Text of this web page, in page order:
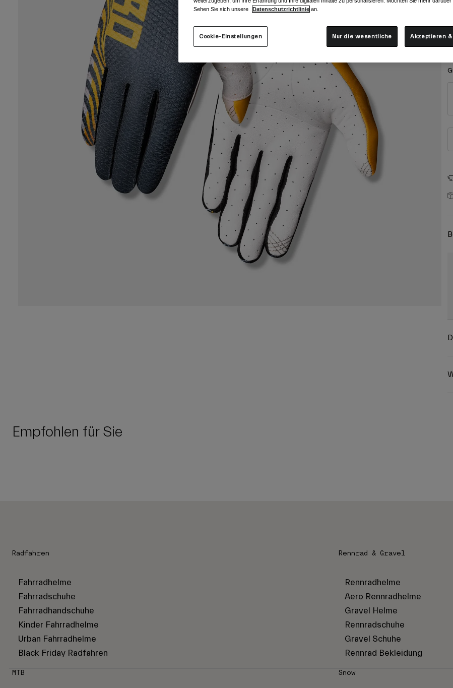
Empfohlen für Sie
Radfahren
Fahrradhelme
Fahrradschuhe
Fahrradhandschuhe
Kinder Fahrradhelme
Urban Fahrradhelme
Black Friday Radfahren
Rennrad & Gravel
Rennradhelme
Aero Rennradhelme
Gravel Helme
Rennradschuhe
Gravel Schuhe
Rennrad Bekleidung
MTB Snow
Sehen Sie sich unsere
Datenschutzrichtlinie an.
Cookie-Einstellungen Nur die wesentliche Akzeptieren